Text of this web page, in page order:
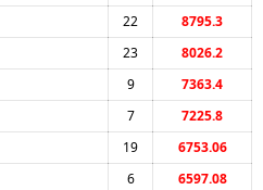
22
8795.3
23
8026.2
9
7363.4
7
7225.8
19
6753.06
6
6597.08